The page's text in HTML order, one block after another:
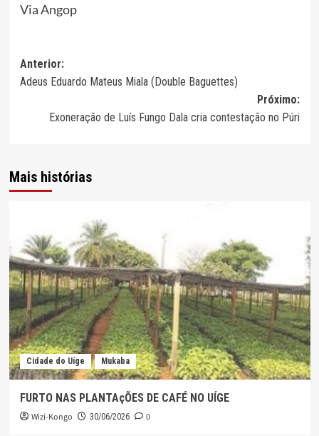
Via Angop
Navegação
de
artigos
Anterior:
Adeus Eduardo Mateus Miala (Double Baguettes)
Próximo:
Exoneração de Luís Fungo Dala cria contestação no Púri
Mais histórias
Cidade do Uíge Mukaba
FURTO NAS PLANTAçÕES DE CAFÉ NO UÍGE
Wizi-Kongo 30/06/2026 0